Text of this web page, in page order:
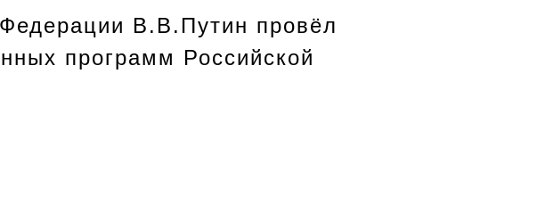
В.В.Путин провёл
программ Российской